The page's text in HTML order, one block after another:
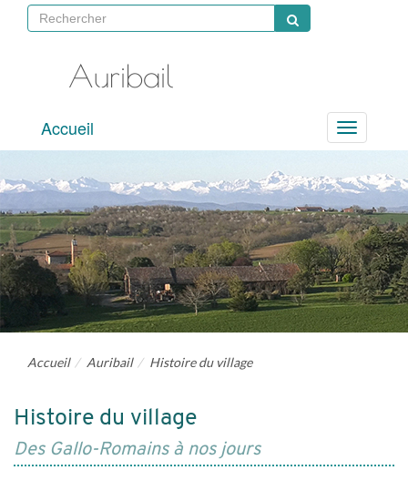
Auribail
site
officiel
Menu
Accueil
Accueil Auribail Histoire du village
Histoire du village
Des Gallo-Romains à nos jours